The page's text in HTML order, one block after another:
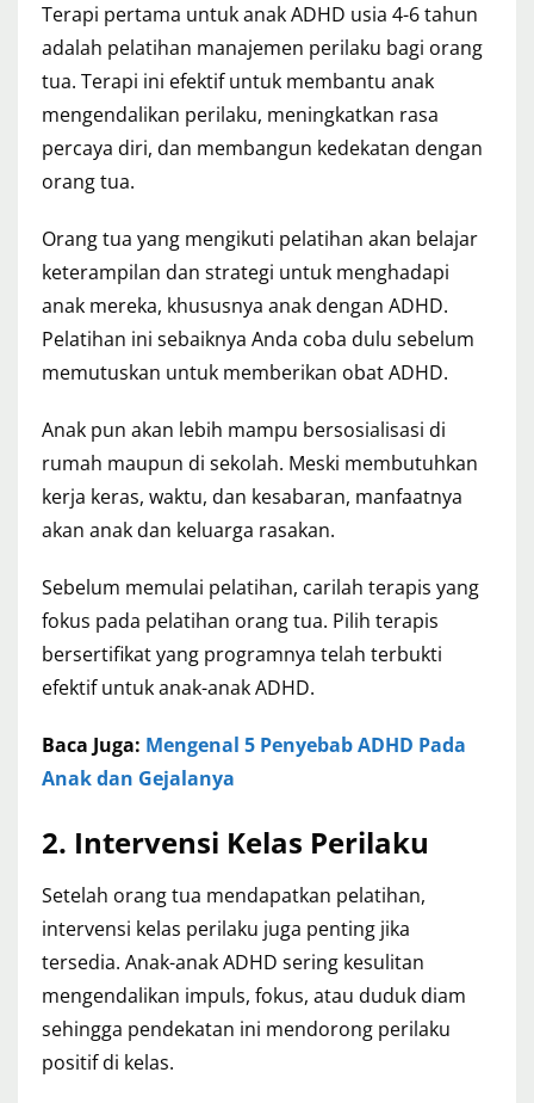
Terapi pertama untuk anak ADHD usia 4-6 tahun
adalah pelatihan manajemen perilaku bagi orang
tua. Terapi ini efektif untuk membantu anak
mengendalikan perilaku, meningkatkan rasa
percaya diri, dan membangun kedekatan dengan
orang tua.
Orang tua yang mengikuti pelatihan akan belajar
keterampilan dan strategi untuk menghadapi
anak mereka, khususnya anak dengan ADHD.
Pelatihan ini sebaiknya Anda coba dulu sebelum
memutuskan untuk memberikan obat ADHD.
Anak pun akan lebih mampu bersosialisasi di
rumah maupun di sekolah. Meski membutuhkan
kerja keras, waktu, dan kesabaran, manfaatnya
akan anak dan keluarga rasakan.
Sebelum memulai pelatihan, carilah terapis yang
fokus pada pelatihan orang tua. Pilih terapis
bersertifikat yang programnya telah terbukti
efektif untuk anak-anak ADHD.
Baca Juga: Mengenal 5 Penyebab ADHD Pada
Anak dan Gejalanya
2. Intervensi Kelas Perilaku
Setelah orang tua mendapatkan pelatihan,
intervensi kelas perilaku juga penting jika
tersedia. Anak-anak ADHD sering kesulitan
mengendalikan impuls, fokus, atau duduk diam
sehingga pendekatan ini mendorong perilaku
positif di kelas.